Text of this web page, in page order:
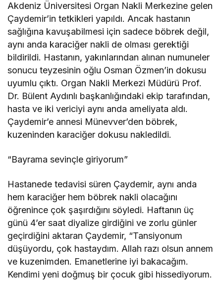
Akdeniz Üniversitesi Organ Nakli Merkezine gelen
Çaydemir’in tetkikleri yapıldı. Ancak hastanın
sağlığına kavuşabilmesi için sadece böbrek değil,
aynı anda karaciğer nakli de olması gerektiği
bildirildi. Hastanın, yakınlarından alınan numuneler
sonucu teyzesinin oğlu Osman Özmen’in dokusu
uyumlu çıktı. Organ Nakli Merkezi Müdürü Prof.
Dr. Bülent Aydınlı başkanlığındaki ekip tarafından,
hasta ve iki vericiyi aynı anda ameliyata aldı.
Çaydemir’e annesi Münevver’den böbrek,
kuzeninden karaciğer dokusu nakledildi.
“Bayrama sevinçle giriyorum”
Hastanede tedavisi süren Çaydemir, aynı anda
hem karaciğer hem böbrek nakli olacağını
öğrenince çok şaşırdığını söyledi. Haftanın üç
günü 4’er saat diyalize girdiğini ve zorlu günler
geçirdiğini aktaran Çaydemir, “Tansiyonum
düşüyordu, çok hastaydım. Allah razı olsun annem
ve kuzenimden. Emanetlerine iyi bakacağım.
Kendimi yeni doğmuş bir çocuk gibi hissediyorum.